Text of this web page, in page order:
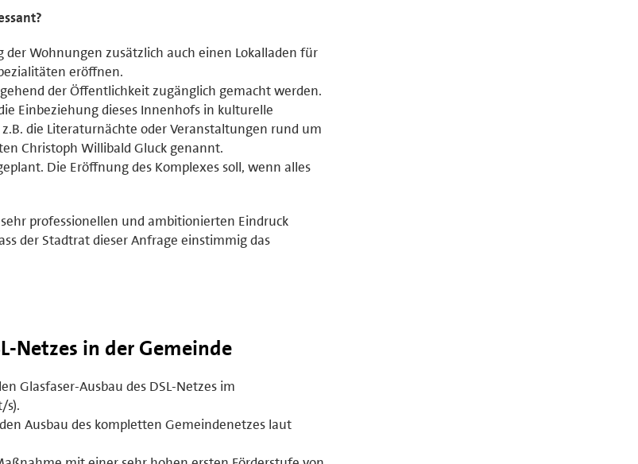
Wohnungen zusätzlich auch einen Lokalladen für
eröffnen.
der Öffentlichkeit zugänglich gemacht werden.
Einbeziehung dieses Innenhofs in kulturelle
die Literaturnächte oder Veranstaltungen rund um
Christoph Willibald Gluck genannt.
Die Eröffnung des Komplexes soll, wenn alles
professionellen und ambitionierten Eindruck
der Stadtrat dieser Anfrage einstimmig das
Netzes in der Gemeinde
Glasfaser-Ausbau des DSL-Netzes im
s).
Ausbau des kompletten Gemeindenetzes laut